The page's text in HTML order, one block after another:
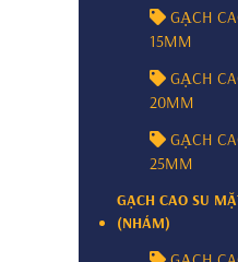
GẠCH
15MM
GẠCH
20MM
GẠCH
25MM
GẠCH CAO SU
(NHÁM)